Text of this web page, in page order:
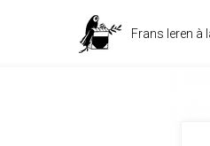
Frans leren à